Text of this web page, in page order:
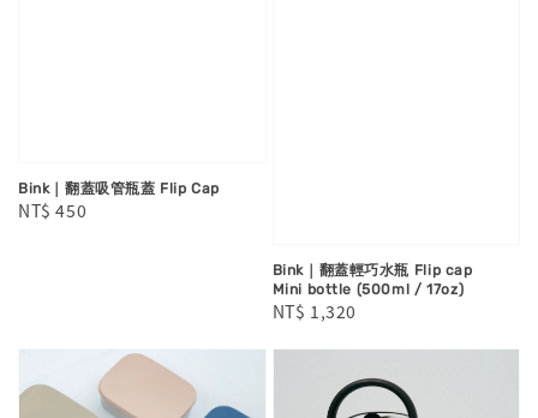
Bink｜翻蓋吸管瓶蓋 Flip Cap
Regular
NT$ 450
Bink｜翻蓋輕巧水瓶 Flip cap
Mini bottle (500ml / 17oz)
Regular
NT$ 1,320